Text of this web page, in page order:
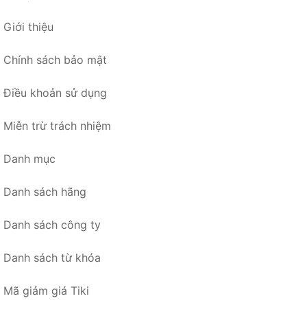
Giới thiệu
Chính sách bảo mật
Điều khoản sử dụng
Miễn trừ trách nhiệm
Danh mục
Danh sách hãng
Danh sách công ty
Danh sách từ khóa
Mã giảm giá Tiki